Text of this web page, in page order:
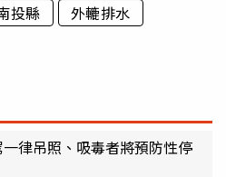
投縣
外轆排水
律吊照、吸毒者將預防性停